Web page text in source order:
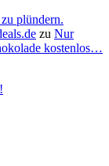
plündern.
zu Nur
kostenlos…